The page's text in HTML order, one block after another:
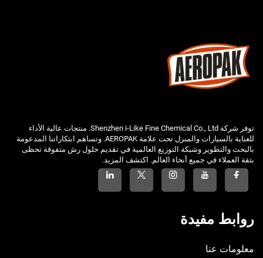
توفر شركة Shenzhen i-Like Fine Chemical Co., Ltd. منتجات عالية الأداء
للعناية بالسيارات والمنزل تحت علامة AEROPAK. وتساهم ابتكاراتنا المدعومة
بالبحث والتطوير وشبكة التوزيع العالمية في تقديم حلول رش متفوقة تحظى
بثقة العملاء في جميع أنحاء العالم. اكتشف المزيد.
روابط مفيدة
معلومات عنا